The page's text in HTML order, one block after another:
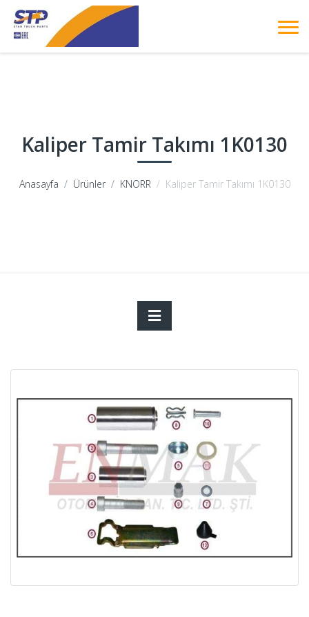
Kaliper Tamir Takımı 1K0130
Anasayfa Ürünler KNORR Kaliper Tamir Takımı 1K0130